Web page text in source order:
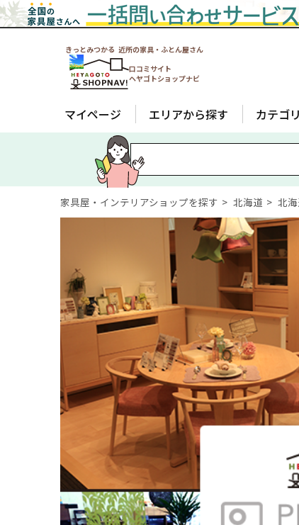
きっとみつかる 近所の家具・ふとん屋さん
口コミサイト
ヘヤゴトショップナビ
マイページ エリアから探す カテゴ
家具屋・インテリアショップを探す 北海道 北